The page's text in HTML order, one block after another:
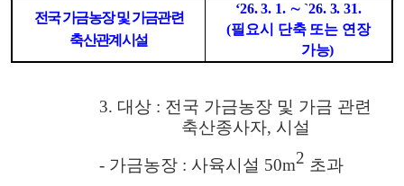
전국 가금농장 및 가금관련
축산관계시설
‘26. 3. 1. ∼`26. 3. 31.
(필요시 단축 또는 연장
가능)
3. 대상 : 전국 가금농장 및 가금 관련
축산종사자 시설
- 가금농장 : 사육시설 50m2 초과